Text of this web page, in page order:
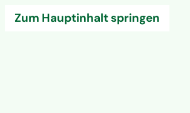
Zum Hauptinhalt springen